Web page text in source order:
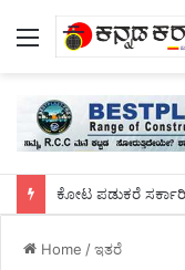
Menu
Home /ಇತರೆ